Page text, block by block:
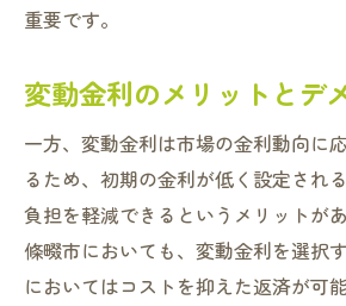
重要です。
変動金利のメリットとデ
一方、変動金利は市場の金利動向に
るため、初期の金利が低く設定され
負担を軽減できるというメリットが
條畷市においても、変動金利を選択
においてはコストを抑えた返済が可